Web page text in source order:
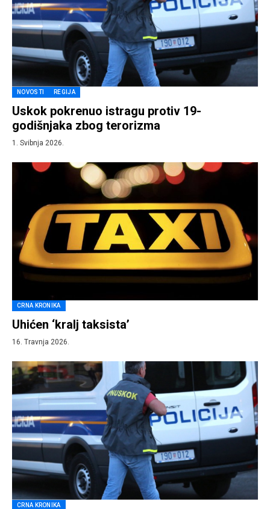
NOVOSTI REGIJA
Uskok pokrenuo istragu protiv 19-
godišnjaka zbog terorizma
1. Svibnja 2026.
CRNA KRONIKA
Uhićen ‘kralj taksista’
16. Travnja 2026.
CRNA KRONIKA